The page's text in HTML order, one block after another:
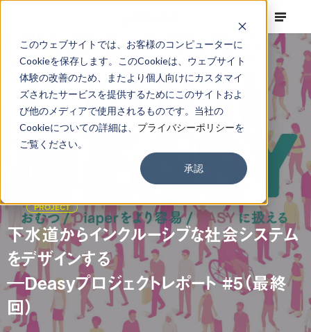
このウェブサイトでは、お客様のコンピューターに
Cookieを保存します。このCookieは、ウェブサイト
体験の改善のため、またより個人向けにカスタマイ
ズされたサービスを提供するためにこのサイトおよ
び他のメディアで使用されるものです。当社の
Cookieについての詳細は、 プライバシーポリシーを
ご覧ください。
承認
PROJECT
下水道からインクルーシブな社会システム
をデザインする
―Deasyプロジェクトレポート #5（最終
回）